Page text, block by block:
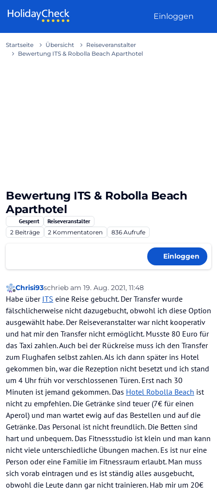
Einloggen
Startseite Übersicht
Reiseveranstalter
Bewertung ITS & Robolla Beach Aparthotel
Bewertung ITS & Robolla Beach
Aparthotel
Gesperrt
Reiseveranstalter
2 Beiträge 2 Kommentatoren 836 Aufrufe
Einloggen
Offline
Chrisi93schrieb am 19. Aug. 2021, 11:48
zuletzt editiert von
Habe über ITS eine Reise gebucht. Der Transfer wurde
fälschlicherweise nicht dazugebucht, obwohl ich diese Option
ausgewählt habe. Der Reiseveranstalter war nicht kooperativ
und hat mir den Transfer nicht ermöglicht. Musste 80 Euro für
das Taxi zahlen. Auch bei der Rückreise muss ich den Transfer
zum Flughafen selbst zahlen. Als ich dann später ins Hotel
gekommen bin, war die Rezeption nicht besetzt und ich stand
um 4 Uhr früh vor verschlossenen Türen. Erst nach 30
Minuten ist jemand gekommen. Das Hotel Robolla Beach ist
nicht zu empfehlen. Die Getränke sind teuer (7€ für einen
Aperol) und man wartet ewig auf das Bestellen und auf die
Getränke. Das Personal ist nicht freundlich. Die Betten sind
hart und unbequem. Das Fitnessstudio ist klein und man kann
nicht viele unterschiedliche Übungen machen. Es ist nur eine
Person oder eine Familie im Fitnessraum erlaubt. Man muss
sich vorab eintragen und es ist ständig alles ausgebucht,
obwohl die Leute dann gar nicht trainieren. Hab mir um 20€